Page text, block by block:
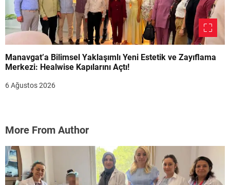
Manavgat’a Bilimsel Yaklaşımlı Yeni Estetik ve Zayıflama
Merkezi: Healwise Kapılarını Açtı!
6 Ağustos 2026
More From Author